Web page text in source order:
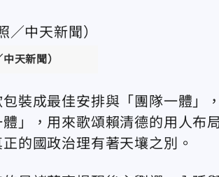
天新聞）
裝成最佳安排與「團隊一體」
」，用來歌頌賴清德的用人布
的國政治理有著天壤之別。